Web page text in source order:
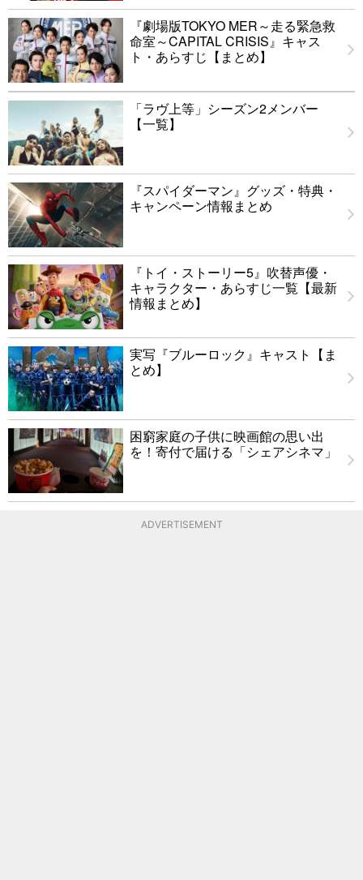
『劇場版TOKYO MER～走る緊急救
命室～CAPITAL CRISIS』キャス
ト・あらすじ【まとめ】
「ラヴ上等」シーズン2メンバー
【一覧】
『スパイダーマン』グッズ・特典・
キャンペーン情報まとめ
『トイ・ストーリー5』吹替声優・
キャラクター・あらすじ一覧【最新
情報まとめ】
実写『ブルーロック』キャスト【ま
とめ】
困窮家庭の子供に映画館の思い出
を！寄付で届ける「シェアシネマ」
ADVERTISEMENT